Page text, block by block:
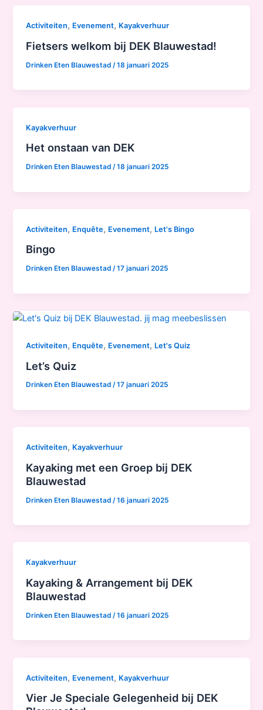
Activiteiten, Evenement, Kayakverhuur
Fietsers welkom bij DEK Blauwestad!
Drinken Eten Blauwestad /18 januari 2025
Kayakverhuur
Het onstaan van DEK
Drinken Eten Blauwestad/18 januari 2025
Activiteiten, Enquête, Evenement, Let's Bingo
Bingo
Drinken Eten Blauwestad/17 januari 2025
Activiteiten, Enquête, Evenement, Let's Quiz
Let’s Quiz
Drinken Eten Blauwestad/17 januari 2025
Activiteiten, Kayakverhuur
Kayaking met een Groep bij DEK
Blauwestad
Drinken Eten Blauwestad /16 januari 2025
Kayakverhuur
Kayaking & Arrangement bij DEK
Blauwestad
Drinken Eten Blauwestad /16 januari 2025
Activiteiten, Evenement, Kayakverhuur
Vier Je Speciale Gelegenheid bij DEK